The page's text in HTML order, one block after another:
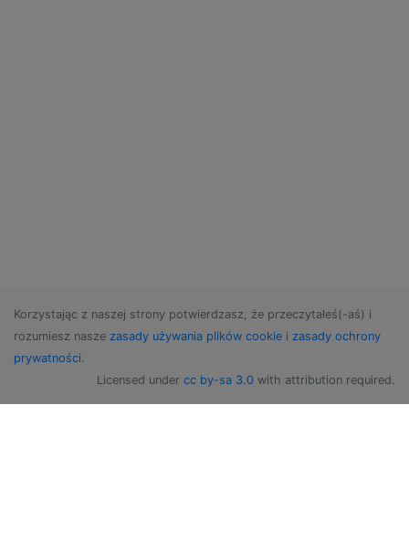
Korzystając z naszej strony potwierdzasz, że przeczytałeś(-aś) i
rozumiesz nasze zasady używania plików cookie i zasady ochrony
prywatności.
Licensed under cc by-sa 3.0 with attribution required.